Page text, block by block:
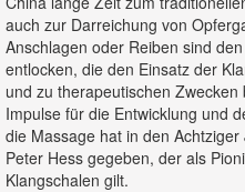
auch zur Darreichung von
Anschlagen oder Reiben sind
entlocken, die den Einsatz der
und zu therapeutischen
Impulse für die Entwicklung und
die Massage hat in den
Peter Hess gegeben, der als
Klangschalen gilt.